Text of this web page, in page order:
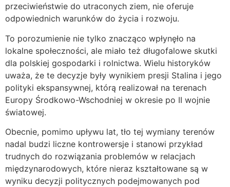
przeciwieństwie do utraconych ziem, nie oferuje
odpowiednich warunków do życia i rozwoju.
To porozumienie nie tylko znacząco wpłynęło na
lokalne społeczności, ale miało też długofalowe skutki
dla polskiej gospodarki i rolnictwa. Wielu historyków
uważa, że te decyzje były wynikiem presji Stalina i jego
polityki ekspansywnej, którą realizował na terenach
Europy Środkowo-Wschodniej w okresie po II wojnie
światowej.
Obecnie, pomimo upływu lat, tło tej wymiany terenów
nadal budzi liczne kontrowersje i stanowi przykład
trudnych do rozwiązania problemów w relacjach
międzynarodowych, które nieraz kształtowane są w
wyniku decyzji politycznych podejmowanych pod